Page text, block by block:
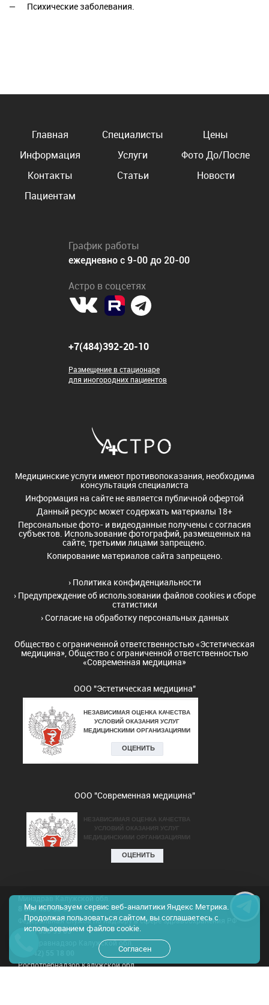
Психические заболевания.
Главная Специалисты
Цены
Информация
Услуги
Фото До/После
Контакты
Статьи
Новости
Пациентам
График работы
ежедневно с 9-00 до 20-00
Астро в соцсетях
+7(484)392-20-10
Размещение в стационаре
для иногородних пациентов
Медицинские услуги имеют противопоказания, необходима
консультация специалиста
Информация на сайте не является публичной офертой
Данный ресурс может содержать материалы 18+
Персональные фото- и видеоданные получены с согласия
субъектов. Использование фотографий, размещенных на
сайте, третьими лицами запрещено.
Копирование материалов сайта запрещено.
› Политика конфиденциальности
› Предупреждение об использовании файлов cookies и сборе
статистики
›Согласие на обработку персональных данных
Общество с ограниченной ответственностью «Эстетическая
медицина», Общество с ограниченной ответственностью
«Современная медицина»
ООО "Эстетическая медицина"
ООО "Современная медицина"
Минздрав Калужской обл.
8 800 450 30 03
Федеральная служба по надзору в сфере здравоохранения РФ
8 800 550 99 03
Росздравнадзор Калужской обл.
Роспотребнадзор Калужской обл.
Мы используем сервис веб-аналитики Яндекс Метрика.
Продолжая пользоваться сайтом, вы соглашаетесь с
использованием файлов cookie.
Согласен